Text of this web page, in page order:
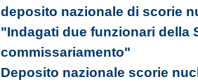
deposito nazionale di scorie
"Indagati due funzionari della
commissariamento"
Deposito nazionale scorie